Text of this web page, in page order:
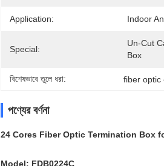
Application: Indoor
Special:
Un-Cut
Box
বিশেষভাবে তুলে ধরা: fiber optic
পণ্যের বর্ণনা
24 Cores Fiber Optic Termination Box
Model: FDB0224C